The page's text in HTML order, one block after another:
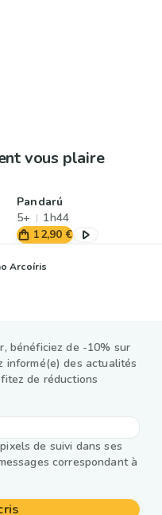
vous plaire
Pandarú
5+
1h44
12,90 €
Arcoíris
bénéficiez de -10% sur
informé(e) des actualités
de réductions
de suivi dans ses
correspondant à